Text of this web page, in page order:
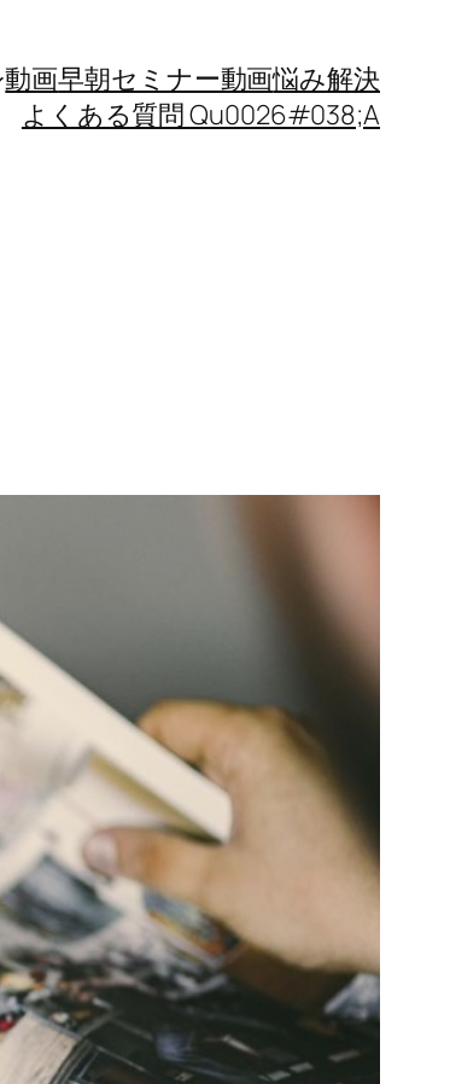
動画早朝セミナー動画悩み解決
よくある質問 Qu0026#038;A